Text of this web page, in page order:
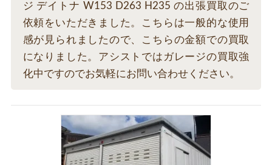
ジ デイトナ W153 D263 H235 の出張買取のご
依頼をいただきました。こちらは一般的な使用
感が見られましたので、こちらの金額での買取
になりました。アシストではガレージの買取強
化中ですのでお気軽にお問い合わせください。